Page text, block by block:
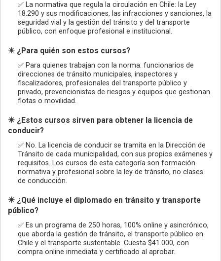
✅ La normativa que regula la circulación en Chile: la Ley
18.290 y sus modificaciones, las infracciones y sanciones, la
seguridad vial y la gestión del tránsito y del transporte
público, con enfoque profesional e institucional.
✴️ ¿Para quién son estos cursos?
✅ Para quienes trabajan con la norma: funcionarios de
direcciones de tránsito municipales, inspectores y
fiscalizadores, profesionales del transporte público y
privado, prevencionistas de riesgos y equipos que gestionan
flotas o movilidad.
✴️ ¿Estos cursos sirven para obtener la licencia de
conducir?
✅ No. La licencia de conducir se tramita en la Dirección de
Tránsito de cada municipalidad, con sus propios exámenes y
requisitos. Los cursos de esta categoría son formación
normativa y profesional sobre la ley de tránsito, no clases
de conducción.
✴️ ¿Qué incluye el diplomado en tránsito y transporte
público?
✅ Es un programa de 250 horas, 100% online y asincrónico,
que aborda la gestión de tránsito, el transporte público en
Chile y el transporte sustentable. Cuesta $41.000, con
compra online inmediata y certificado al aprobar.